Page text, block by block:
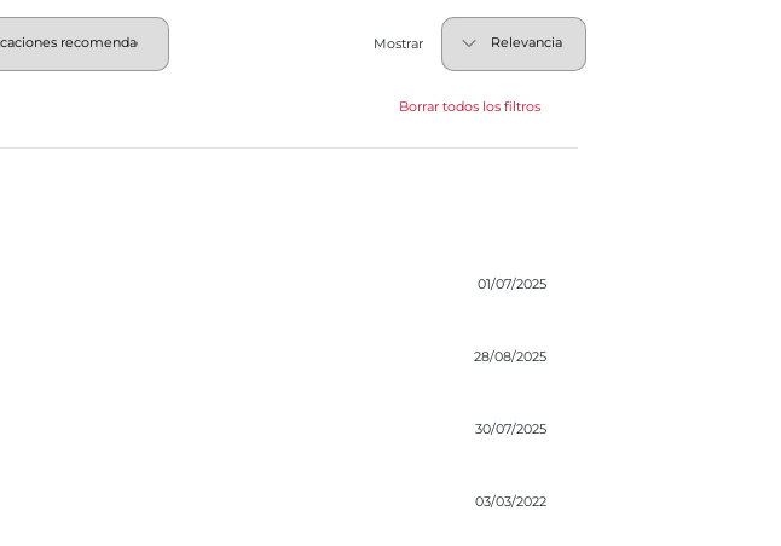
Mostrar
Borrar todos los filtros
01/07/2025
28/08/2025
30/07/2025
03/03/2022